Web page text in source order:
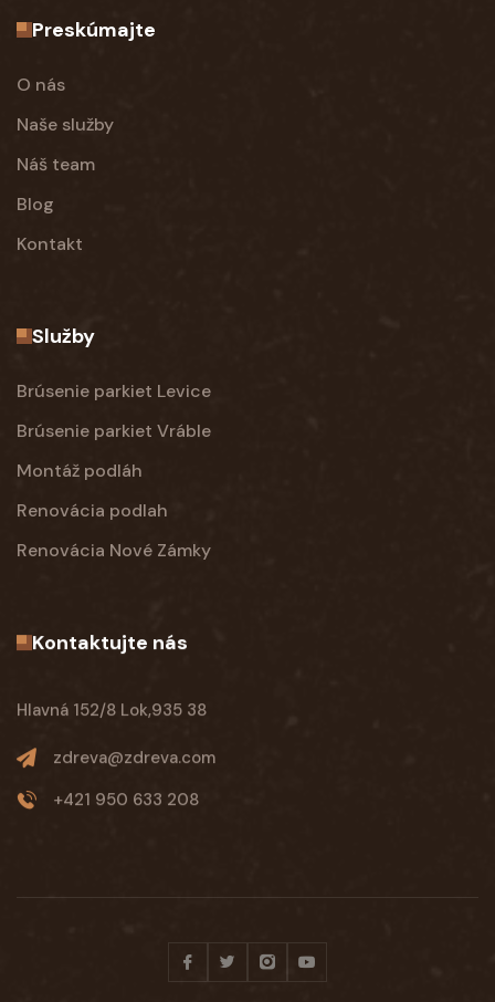
Preskúmajte
O nás
Naše služby
Náš team
Blog
Kontakt
Služby
Brúsenie parkiet Levice
Brúsenie parkiet Vráble
Montáž podláh
Renovácia podlah
Renovácia Nové Zámky
Kontaktujte nás
Hlavná 152/8 Lok,935 38
zdreva@zdreva.com
+421 950 633 208
FacebookTwitterInstagramYoutube